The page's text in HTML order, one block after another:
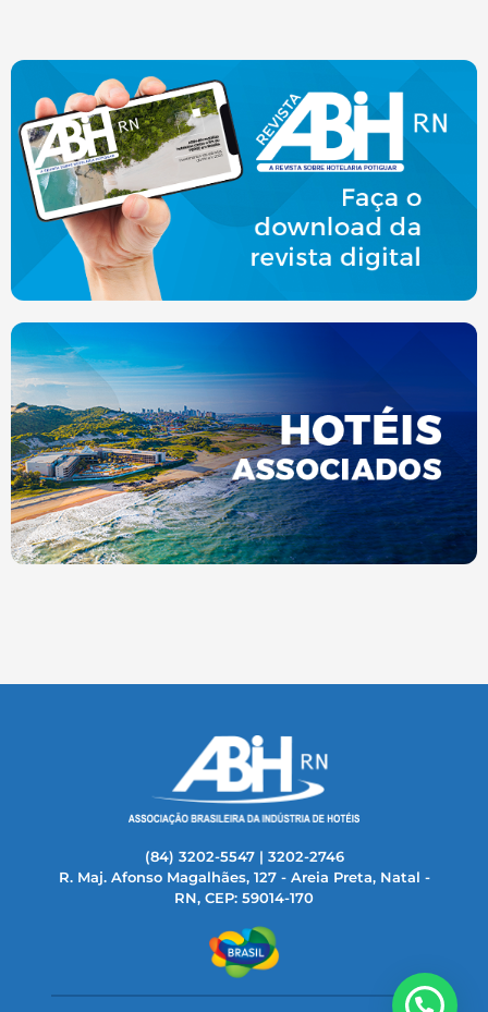
(84) 3202-5547 | 3202-2746
R. Maj. Afonso Magalhães, 127 - Areia Preta, Natal -
RN, CEP: 59014-170